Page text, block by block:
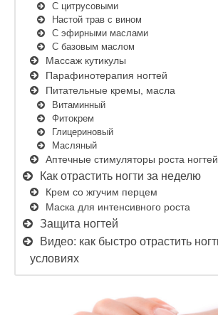
С цитрусовыми
Настой трав с вином
С эфирными маслами
С базовым маслом
Массаж кутикулы
Парафинотерапия ногтей
Питательные кремы, масла
Витаминный
Фитокрем
Глицериновый
Масляный
Аптечные стимуляторы роста ногтей
Как отрастить ногти за неделю
Крем со жгучим перцем
Маска для интенсивного роста
Защита ногтей
Видео: как быстро отрастить
условиях